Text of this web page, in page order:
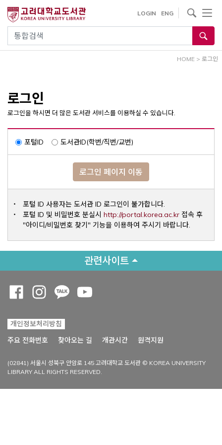
건
통합검색
LOGIN ENG
사이트내 검색
HOME > 로그인
로그인
로그인을 하시면 더 많은 도서관 서비스를 이용하실 수 있습니다.
포털ID 도서관ID(학번/직번/교번)
로그인 페이지 이동
포털 ID 사용자는 도서관 ID 로그인이 불가합니다.
포털 ID 및 비밀번호 분실시 http://portal.korea.ac.krOpens a
접속 후
"아이디/비밀번호 찾기" 기능을 이용하여 주시기 바랍니다.
관련사이트
개인정보처리방침
주요 전화번호
찾아오는 길 개관시간 원격지원
(02841) 서울시 성북구 안암로 145 고려대학교 도서관 © KOREA UNIVERSITY
LIBRARY ALL RIGHTS RESERVED.
Opens a new window
Opens a new window
Opens a new window